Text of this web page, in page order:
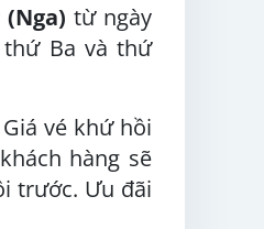
từ ngày
thứ Ba và thứ
vé khứ hồi
hàng sẽ
trước. Ưu đãi